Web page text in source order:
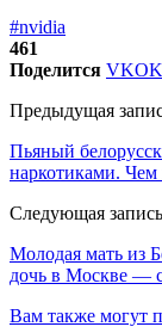
#nvidia
461
Поделится VK
Предыдущая
Пьяный
наркотиками. Чем
Следующая запись
Молодая мать из
дочь в Москве —
Вам также могут